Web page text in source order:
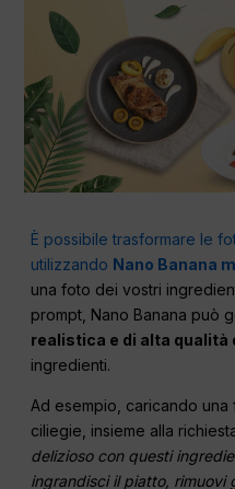
È possibile trasformare le
utilizzando Nano Banana
una foto dei vostri
prompt, Nano Banana può
realistica e di alta qualità
ingredienti.
Ad esempio, caricando
ciliegie, insieme alla
delizioso con questi
ingrandisci il piatto, rimuovi